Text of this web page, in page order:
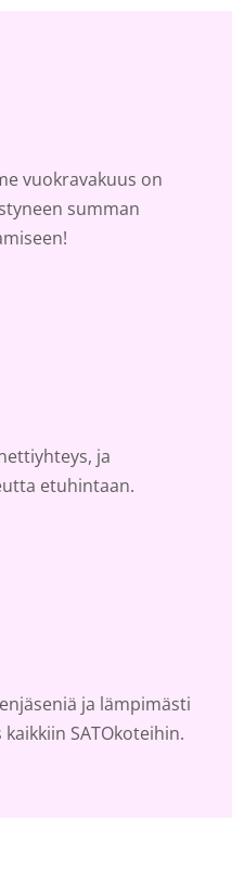
vuokravakuus on
summan
ja
etuhintaan.
ja lämpimästi
SATOkoteihin.